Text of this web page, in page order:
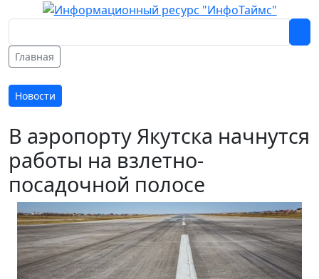
Главная
Новости
В аэропорту Якутска начнутся
работы на взлетно-
посадочной полосе